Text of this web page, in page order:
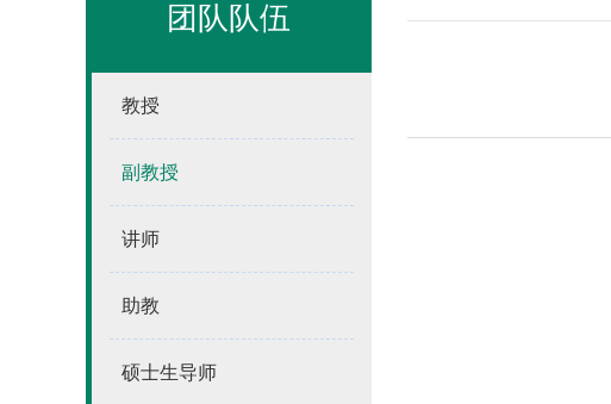
团队队伍
教授
副教授
讲师
助教
硕士生导师